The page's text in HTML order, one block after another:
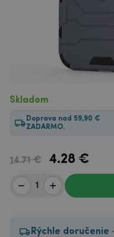
Skladom
Doprava nad 59,90 €
ZADARMO.
14.71 € 4.28 €
Rýchle doručenie